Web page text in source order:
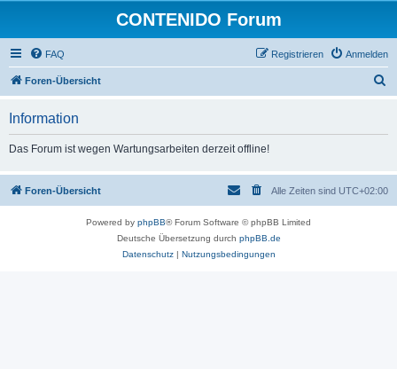
CONTENIDO Forum
FAQ Anmelden
Registrieren
Foren-Übersicht
Information
Das Forum ist wegen Wartungsarbeiten derzeit offline!
Foren-Übersicht Alle Zeiten sind UTC+02:00
Powered by phpBB® Forum Software © phpBB Limited
Deutsche Übersetzung durch phpBB.de
Datenschutz| Nutzungsbedingungen